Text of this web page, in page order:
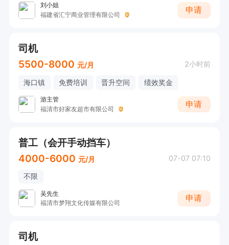
刘小姐
福建省汇宁商业管理有限公司
申请
司机
5500-8000 元/月 2小时前
海口镇 免费培训 晋升空间 绩效奖金
游主管
福清市好家友超市有限公司
申请
普工（会开手动挡车）
4000-6000 元/月 07-07 07:10
不限
吴先生
福清市梦翔文化传媒有限公司
申请
司机